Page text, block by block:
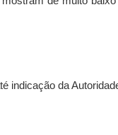
indicação da